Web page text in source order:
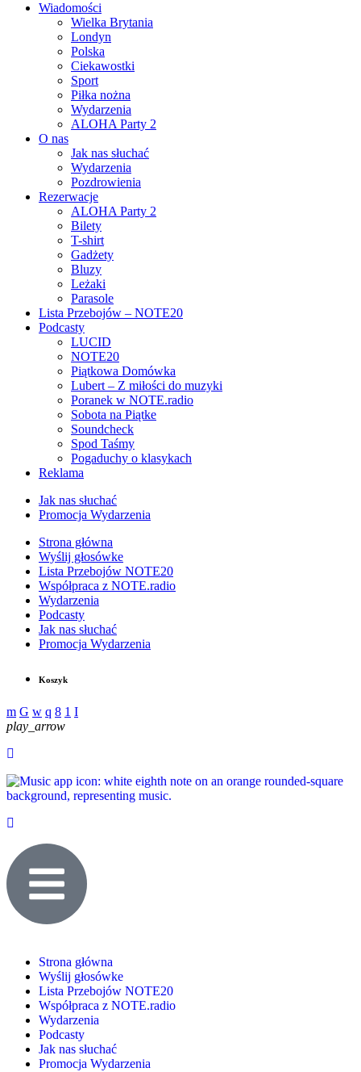
Wiadomości
Wielka Brytania
Londyn
Polska
Ciekawostki
Sport
Piłka nożna
Wydarzenia
ALOHA Party 2
O nas
Jak nas słuchać
Wydarzenia
Pozdrowienia
Rezerwacje
ALOHA Party 2
Bilety
T-shirt
Gadżety
Bluzy
Leżaki
Parasole
Lista Przebojów – NOTE20
Podcasty
LUCID
NOTE20
Piątkowa Domówka
Lubert – Z miłości do muzyki
Poranek w NOTE.radio
Sobota na Piątke
Soundcheck
Spod Taśmy
Pogaduchy o klasykach
Reklama
Jak nas słuchać
Promocja Wydarzenia
Strona główna
Wyślij głosówke
Lista Przebojów NOTE20
Współpraca z NOTE.radio
Wydarzenia
Podcasty
Jak nas słuchać
Promocja Wydarzenia
Koszyk
play_arrow
Strona główna
Wyślij głosówke
Lista Przebojów NOTE20
Współpraca z NOTE.radio
Wydarzenia
Podcasty
Jak nas słuchać
Promocja Wydarzenia